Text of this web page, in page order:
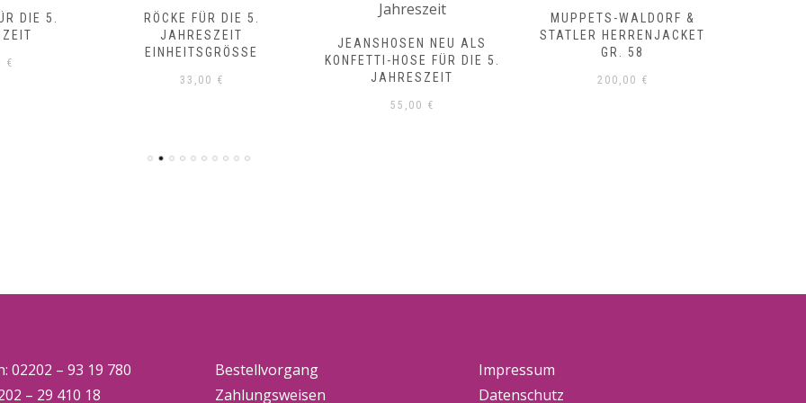
DIE 5.
€
RÖCKE FÜR DIE 5.
JAHRESZEIT
EINHEITSGRÖSSE
33,00 €
JEANSHOSEN NEU ALS
KONFETTI-HOSE FÜR DIE 5.
JAHRESZEIT
55,00 €
MUPPETS-WALDORF &
STATLER HERRENJACKET
GR. 58
200,00 €
02202 – 93 19 780
– 29 410 18
Bestellvorgang
Zahlungsweisen
Impressum
Datenschutz